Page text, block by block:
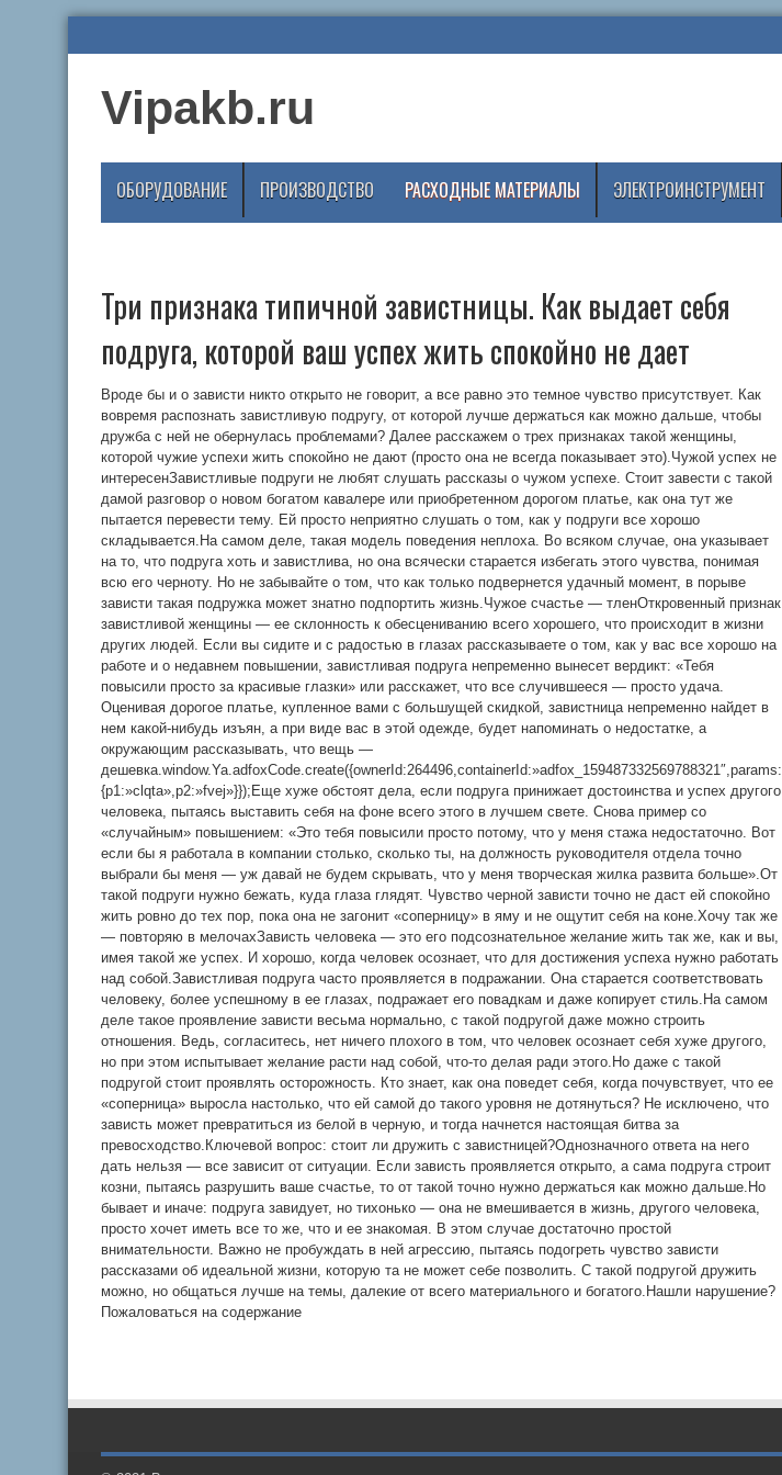
Vipakb.ru
ОБОРУДОВАНИЕ ПРОИЗВОДСТВО РАСХОДНЫЕ МАТЕРИАЛЫ ЭЛЕКТРОИНСТРУМЕНТ
Три признака типичной завистницы. Как выдает себя
подруга, которой ваш успех жить спокойно не дает
Вроде бы и о зависти никто открыто не говорит, а все равно это темное чувство присутствует. Как
вовремя распознать завистливую подругу, от которой лучше держаться как можно дальше, чтобы
дружба с ней не обернулась проблемами? Далее расскажем о трех признаках такой женщины,
которой чужие успехи жить спокойно не дают (просто она не всегда показывает это).Чужой успех не
интересенЗавистливые подруги не любят слушать рассказы о чужом успехе. Стоит завести с такой
дамой разговор о новом богатом кавалере или приобретенном дорогом платье, как она тут же
пытается перевести тему. Ей просто неприятно слушать о том, как у подруги все хорошо
складывается.На самом деле, такая модель поведения неплоха. Во всяком случае, она указывает
на то, что подруга хоть и завистлива, но она всячески старается избегать этого чувства, понимая
всю его черноту. Но не забывайте о том, что как только подвернется удачный момент, в порыве
зависти такая подружка может знатно подпортить жизнь.Чужое счастье — тленОткровенный признак
завистливой женщины — ее склонность к обесцениванию всего хорошего, что происходит в жизни
других людей. Если вы сидите и с радостью в глазах рассказываете о том, как у вас все хорошо на
работе и о недавнем повышении, завистливая подруга непременно вынесет вердикт: «Тебя
повысили просто за красивые глазки» или расскажет, что все случившееся — просто удача.
Оценивая дорогое платье, купленное вами с большущей скидкой, завистница непременно найдет в
нем какой-нибудь изъян, а при виде вас в этой одежде, будет напоминать о недостатке, а
окружающим рассказывать, что вещь —
дешевка.window.Ya.adfoxCode.create({ownerId:264496,containerId:»adfox_159487332569788321″,params:
{p1:»clqta»,p2:»fvej»}});Еще хуже обстоят дела, если подруга принижает достоинства и успех другого
человека, пытаясь выставить себя на фоне всего этого в лучшем свете. Снова пример со
«случайным» повышением: «Это тебя повысили просто потому, что у меня стажа недостаточно. Вот
если бы я работала в компании столько, сколько ты, на должность руководителя отдела точно
выбрали бы меня — уж давай не будем скрывать, что у меня творческая жилка развита больше».От
такой подруги нужно бежать, куда глаза глядят. Чувство черной зависти точно не даст ей спокойно
жить ровно до тех пор, пока она не загонит «соперницу» в яму и не ощутит себя на коне.Хочу так же
— повторяю в мелочахЗависть человека — это его подсознательное желание жить так же, как и вы,
имея такой же успех. И хорошо, когда человек осознает, что для достижения успеха нужно работать
над собой.Завистливая подруга часто проявляется в подражании. Она старается соответствовать
человеку, более успешному в ее глазах, подражает его повадкам и даже копирует стиль.На самом
деле такое проявление зависти весьма нормально, с такой подругой даже можно строить
отношения. Ведь, согласитесь, нет ничего плохого в том, что человек осознает себя хуже другого,
но при этом испытывает желание расти над собой, что-то делая ради этого.Но даже с такой
подругой стоит проявлять осторожность. Кто знает, как она поведет себя, когда почувствует, что ее
«соперница» выросла настолько, что ей самой до такого уровня не дотянуться? Не исключено, что
зависть может превратиться из белой в черную, и тогда начнется настоящая битва за
превосходство.Ключевой вопрос: стоит ли дружить с завистницей?Однозначного ответа на него
дать нельзя — все зависит от ситуации. Если зависть проявляется открыто, а сама подруга строит
козни, пытаясь разрушить ваше счастье, то от такой точно нужно держаться как можно дальше.Но
бывает и иначе: подруга завидует, но тихонько — она не вмешивается в жизнь, другого человека,
просто хочет иметь все то же, что и ее знакомая. В этом случае достаточно простой
внимательности. Важно не пробуждать в ней агрессию, пытаясь подогреть чувство зависти
рассказами об идеальной жизни, которую та не может себе позволить. С такой подругой дружить
можно, но общаться лучше на темы, далекие от всего материального и богатого.Нашли нарушение?
Пожаловаться на содержание